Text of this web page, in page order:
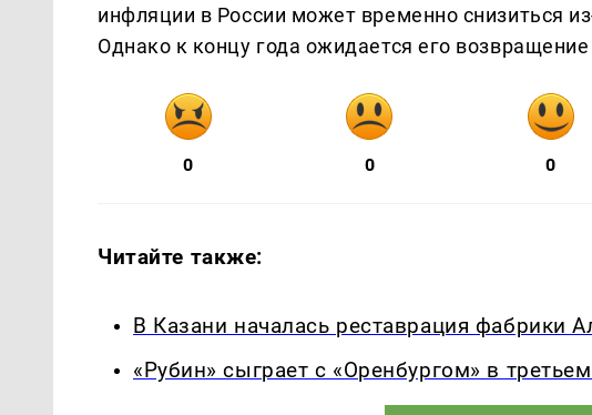
инфляции в России может временно снизиться
Однако к концу года ожидается его
0 0 0
Читайте также:
В Казани началась реставрация фабрики
«Рубин» сыграет с «Оренбургом» в